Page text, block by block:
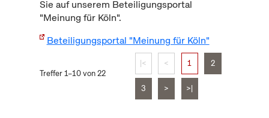
Sie auf unserem Beteiligungsportal
"Meinung für Köln".
Beteiligungsportal "Meinung für Köln"
Treffer 1–10 von 22
|< < 1 2
3 > >|